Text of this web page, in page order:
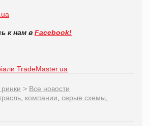
к нам в Facebook!
TradeMaster.ua
> Все новости
компании серые схемы